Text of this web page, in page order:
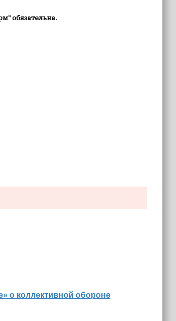
обязательна.
о коллективной обороне